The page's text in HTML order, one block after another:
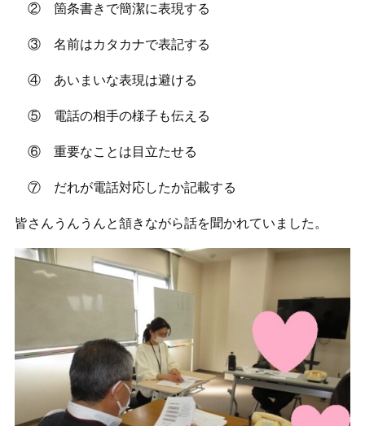
② 箇条書きで簡潔に表現する
③ 名前はカタカナで表記する
④ あいまいな表現は避ける
⑤ 電話の相手の様子も伝える
⑥ 重要なことは目立たせる
⑦ だれが電話対応したか記載する
皆さんうんうんと頷きながら話を聞かれていました。